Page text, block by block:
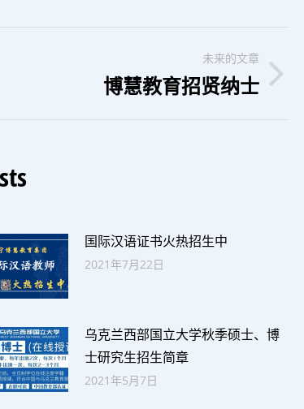
未来的文章
博慧教育招贤纳士
国际汉语证书火热招生中
2021年7月22日
乌克兰西部国立大学秋季硕士、博
士研究生招生简章
2021年5月7日